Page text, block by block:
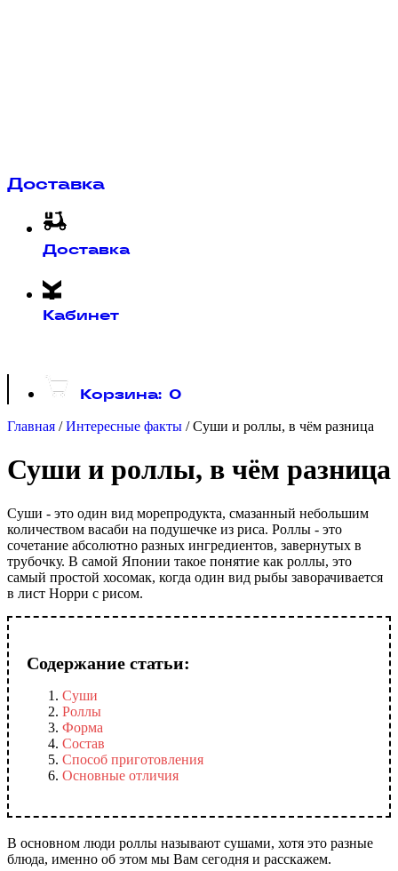
Доставка
Доставка
Кабинет
Корзина: 0
Главная / Интересные факты / Суши и роллы, в чём разница
Суши и роллы, в чём разница
Суши - это один вид морепродукта, смазанный небольшим
количеством васаби на подушечке из риса. Роллы - это
сочетание абсолютно разных ингредиентов, завернутых в
трубочку. В самой Японии такое понятие как роллы, это
самый простой хосомак, когда один вид рыбы заворачивается
в лист Норри с рисом.
Содержание статьи:
Суши
Роллы
Форма
Состав
Способ приготовления
Основные отличия
В основном люди роллы называют сушами, хотя это разные
блюда, именно об этом мы Вам сегодня и расскажем.